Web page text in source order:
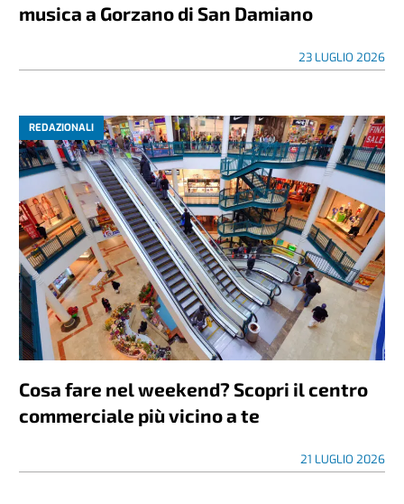
musica a Gorzano di San Damiano
23 LUGLIO 2026
REDAZIONALI
Cosa fare nel weekend? Scopri il centro
commerciale più vicino a te
21 LUGLIO 2026